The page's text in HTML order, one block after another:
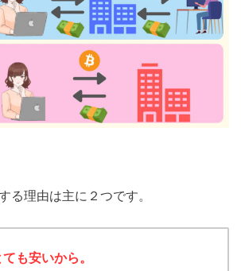
る理由は主に２つです。
も安いから。